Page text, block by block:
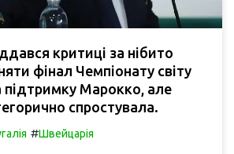
критиці за нібито
фінал Чемпіонату світу
підтримку Марокко, але
спростувала.
#Швейцарія